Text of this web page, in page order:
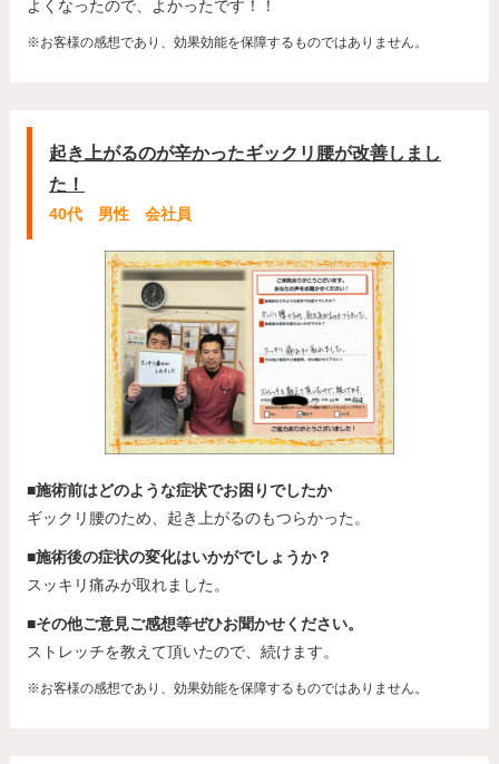
よくなったので、よかったです！！
※お客様の感想であり、効果効能を保障するものではありません。
起き上がるのが辛かったギックリ腰が改善しまし
た！
40代 男性 会社員
■施術前はどのような症状でお困りでしたか
ギックリ腰のため、起き上がるのもつらかった。
■施術後の症状の変化はいかがでしょうか？
スッキリ痛みが取れました。
■その他ご意見ご感想等ぜひお聞かせください。
ストレッチを教えて頂いたので、続けます。
※お客様の感想であり、効果効能を保障するものではありません。